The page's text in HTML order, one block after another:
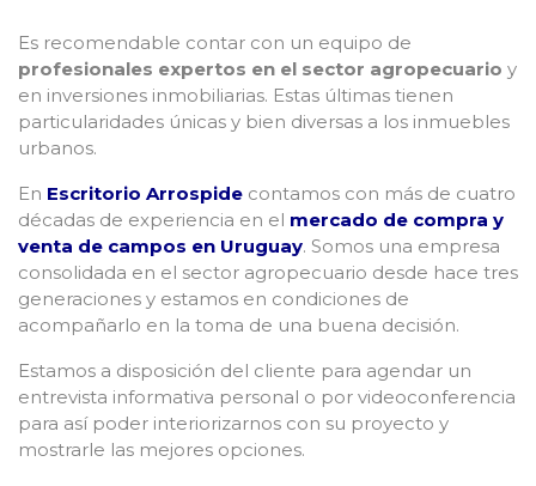
Es recomendable contar con un equipo de
profesionales expertos en el sector agropecuario y
en inversiones inmobiliarias. Estas últimas tienen
particularidades únicas y bien diversas a los inmuebles
urbanos.
En Escritorio Arrospide contamos con más de cuatro
décadas de experiencia en el mercado de compra y
venta de campos en Uruguay. Somos una empresa
consolidada en el sector agropecuario desde hace tres
generaciones y estamos en condiciones de
acompañarlo en la toma de una buena decisión.
Estamos a disposición del cliente para agendar un
entrevista informativa personal o por videoconferencia
para así poder interiorizarnos con su proyecto y
mostrarle las mejores opciones.